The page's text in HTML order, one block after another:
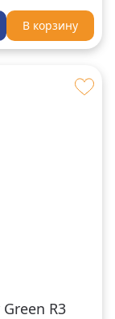
В корзину
R3